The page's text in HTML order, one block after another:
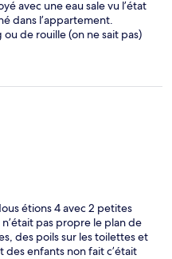
avec une eau sale vu l’état
dans l’appartement.
de rouille (on ne sait pas)
j’ai passé deux nuits
Nous avons passé que deux
étions 4 avec 2 petites
pas propre le plan de
des poils sur les toilettes et
des enfants non fait c’était